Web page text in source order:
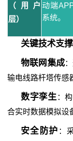
（用户
层）
动端
系统。
关键技术支撑
物联网集成
输电线路杆塔传感
数字孪生 ：
合实时数据模拟设
安全防护 ：